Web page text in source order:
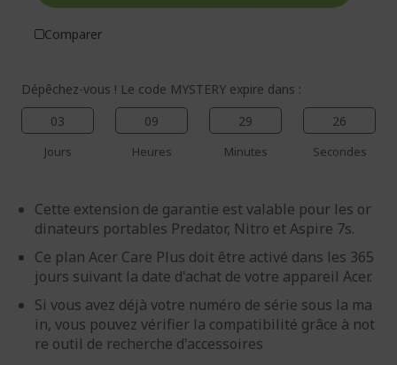
Dépêchez-vous ! Le code MYSTERY expire dans :
03
Jours
09
Heures
29
Minutes
26
Secondes
Cette extension de garantie est valable pour les or
dinateurs portables Predator, Nitro et Aspire 7s.
Ce plan Acer Care Plus doit être activé dans les 365
jours suivant la date d'achat de votre appareil Acer.
Si vous avez déjà votre numéro de série sous la ma
in, vous pouvez vérifier la compatibilité grâce à not
re outil de recherche d'accessoires
Comparer